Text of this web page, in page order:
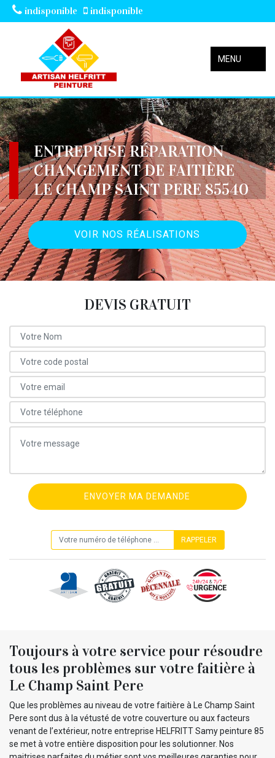
indisponible indisponible
MENU
ENTREPRISE RÉPARATION
CHANGEMENT DE FAITIÈRE
LE CHAMP SAINT PERE 85540
VOIR NOS RÉALISATIONS
DEVIS GRATUIT
Toujours à votre service pour résoudre
tous les problèmes sur votre faitière à
Le Champ Saint Pere
Que les problèmes au niveau de votre faitière à Le Champ Saint
Pere sont dus à la vétusté de votre couverture ou aux facteurs
venant de l’extérieur, notre entreprise HELFRITT Samy peinture 85
se met à votre entière disposition pour les solutionner. Nos